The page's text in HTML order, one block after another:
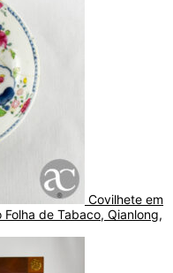
Covilhete em
de Tabaco, Qianlong,